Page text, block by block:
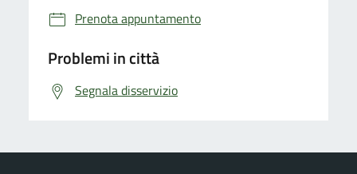
Prenota appuntamento
Problemi in città
Segnala disservizio